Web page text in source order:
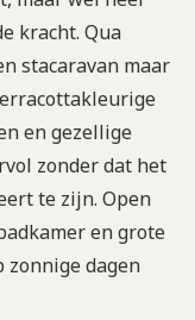
kracht. Qua
stacaravan maar
en gezellige
zonder dat het
te zijn. Open
en grote
zonnige dagen